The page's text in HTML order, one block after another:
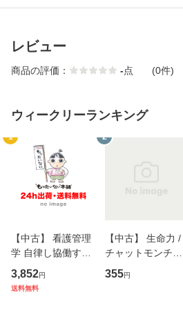
レビュー
商品の評価： -点 (0件)
ウィークリーランキング
1
【中古】 看護管理
学 自律し協働する
専門職の看護マネ
ジメントスキル 改
3,852円
送料無料
2
【中古】 生命力 /
チャットモンチー /
キューンレコード
[CD]【メール便送
355円